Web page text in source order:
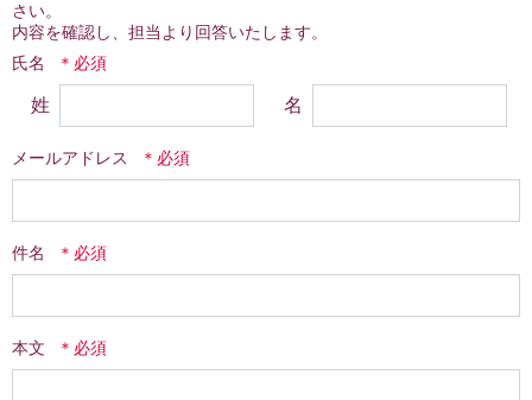
さい。
内容を確認し、担当より回答いたします。
氏名
姓 名
メールアドレス
件名
本文